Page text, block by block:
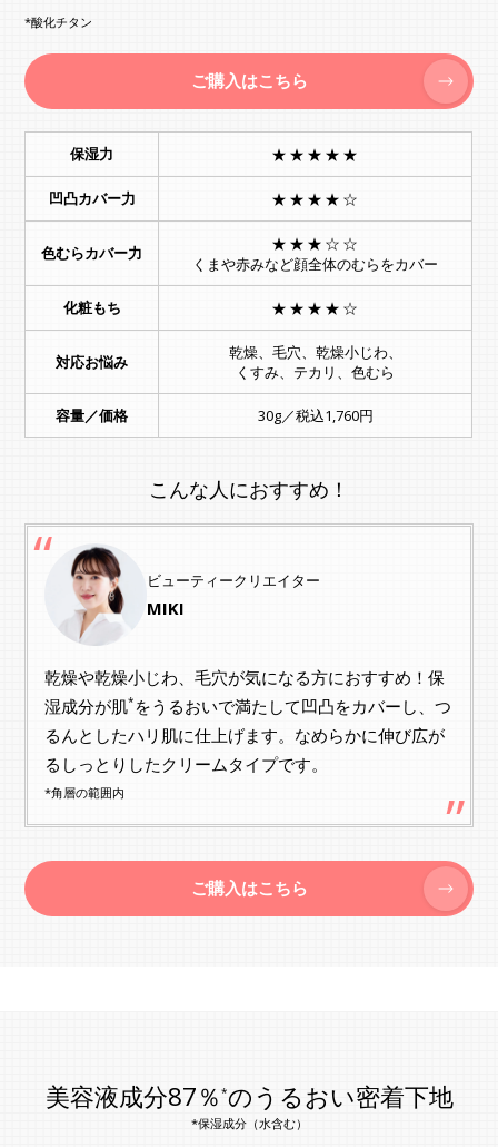
*酸化チタン
ご購入はこちら
保湿力 ★★★★★
凹凸カバー力 ★★★★☆
色むらカバー力 ★★★☆☆
くまや赤みなど顔全体のむらをカバー
化粧もち ★★★★☆
対応お悩み
乾燥、毛穴、乾燥小じわ、
くすみ、テカリ、色むら
容量／価格 30g／税込1,760円
こんな人におすすめ！
ビューティークリエイター
MIKI
乾燥や乾燥小じわ、毛穴が気になる方におすすめ！保
湿成分が肌* をうるおいで満たして凹凸をカバーし、つ
るんとしたハリ肌に仕上げます。なめらかに伸び広が
るしっとりしたクリームタイプです。
*角層の範囲内
ご購入はこちら
美容液成分87％ *のうるおい密着下地
*保湿成分（水含む）